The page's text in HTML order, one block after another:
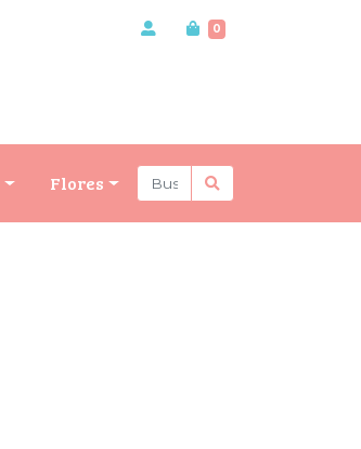
0
Flores